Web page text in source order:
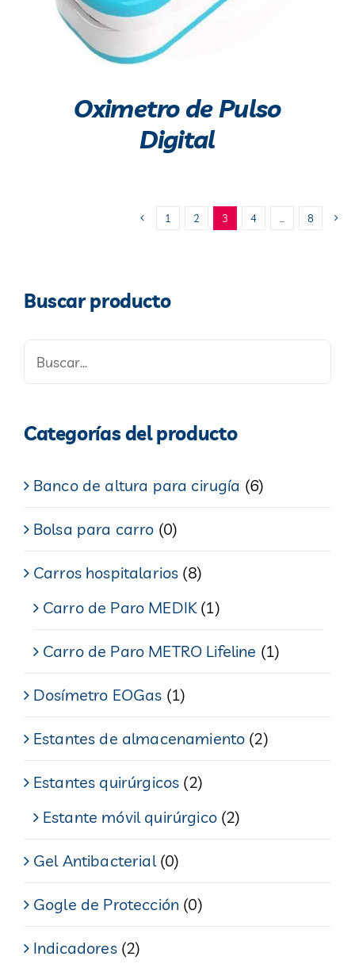
Oximetro de Pulso
Digital
1 2 3 4 … 8
Buscar producto
Categorías del producto
Banco de altura para cirugía (6)
Bolsa para carro (0)
Carros hospitalarios (8)
Carro de Paro MEDIK (1)
Carro de Paro METRO Lifeline (1)
Dosímetro EOGas (1)
Estantes de almacenamiento (2)
Estantes quirúrgicos (2)
Estante móvil quirúrgico (2)
Gel Antibacterial (0)
Gogle de Protección (0)
Indicadores (2)